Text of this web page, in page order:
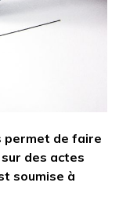
permet de faire
des actes
soumise à